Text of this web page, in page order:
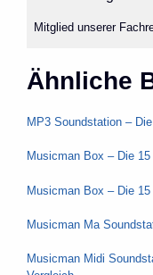
Mitglied unserer
Ähnliche
MP3 Soundstation –
Musicman Box – Die
Musicman Box – Die
Musicman Ma
Musicman Midi